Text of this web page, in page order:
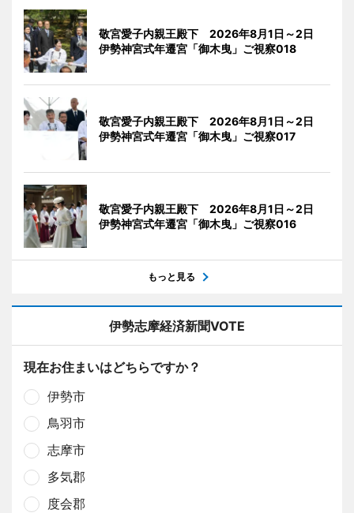
敬宮愛子内親王殿下 2026年8月1日～2日
伊勢神宮式年遷宮「御木曳」ご視察018
敬宮愛子内親王殿下 2026年8月1日～2日
伊勢神宮式年遷宮「御木曳」ご視察017
敬宮愛子内親王殿下 2026年8月1日～2日
伊勢神宮式年遷宮「御木曳」ご視察016
もっと見る
伊勢志摩経済新聞VOTE
現在お住まいはどちらですか？
伊勢市
鳥羽市
志摩市
多気郡
度会郡